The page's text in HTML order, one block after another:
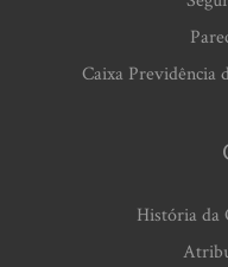
Caixa Previdência
História da